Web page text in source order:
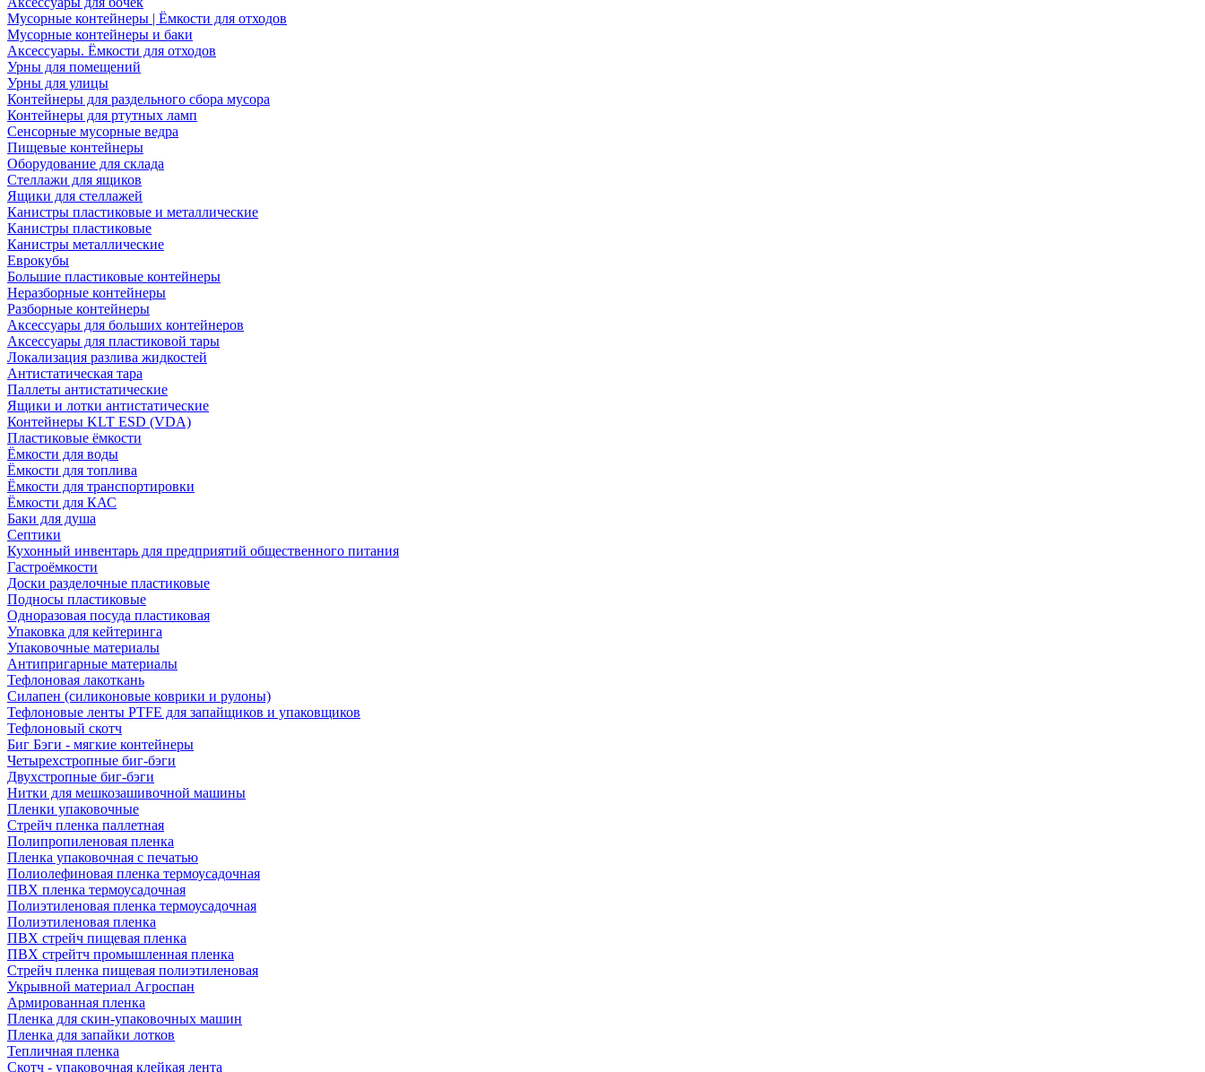
Мусорные контейнеры | Ёмкости для отходов
Мусорные контейнеры и баки
Аксессуары. Ёмкости для отходов
Урны для помещений
Урны для улицы
Контейнеры для раздельного сбора мусора
Контейнеры для ртутных ламп
Сенсорные мусорные ведра
Пищевые контейнеры
Оборудование для склада
Стеллажи для ящиков
Ящики для стеллажей
Канистры пластиковые и металлические
Канистры пластиковые
Канистры металлические
Еврокубы
Большие пластиковые контейнеры
Неразборные контейнеры
Разборные контейнеры
Аксессуары для больших контейнеров
Аксессуары для пластиковой тары
Локализация разлива жидкостей
Антистатическая тара
Паллеты антистатические
Ящики и лотки антистатические
Контейнеры KLT ESD (VDA)
Пластиковые ёмкости
Ёмкости для воды
Ёмкости для топлива
Ёмкости для транспортировки
Ёмкости для КАС
Баки для душа
Септики
Кухонный инвентарь для предприятий общественного питания
Гастроёмкости
Доски разделочные пластиковые
Подносы пластиковые
Одноразовая посуда пластиковая
Упаковка для кейтеринга
Упаковочные материалы
Антипригарные материалы
Тефлоновая лакоткань
Силапен (силиконовые коврики и рулоны)
Тефлоновые ленты PTFE для запайщиков и упаковщиков
Тефлоновый скотч
Биг Бэги - мягкие контейнеры
Четырехстропные биг-бэги
Двухстропные биг-бэги
Нитки для мешкозашивочной машины
Пленки упаковочные
Стрейч пленка паллетная
Полипропиленовая пленка
Пленка упаковочная с печатью
Полиолефиновая пленка термоусадочная
ПВХ пленка термоусадочная
Полиэтиленовая пленка термоусадочная
Полиэтиленовая пленка
ПВХ стрейч пищевая пленка
ПВХ стрейтч промышленная пленка
Стрейч пленка пищевая полиэтиленовая
Укрывной материал Агроспан
Армированная пленка
Пленка для скин-упаковочных машин
Пленка для запайки лотков
Тепличная пленка
Скотч - упаковочная клейкая лента